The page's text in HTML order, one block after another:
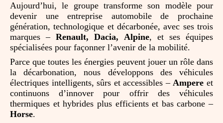
Aujourd’hui, le groupe transforme son modèle pour
devenir une entreprise automobile de prochaine
génération, technologique et décarbonée, avec ses trois
marques –Renault, Dacia, Alpine, et ses équipes
spécialisées pour façonner l’avenir de la mobilité.
Parce que toutes les énergies peuvent jouer un rôle dans
la décarbonation, nous développons des véhicules
électriques intelligents, sûrs et accessibles –Ampereet
continuons d’innover pour offrir des véhicules
thermiques et hybrides plus efficients et bas carbone –
Horse.